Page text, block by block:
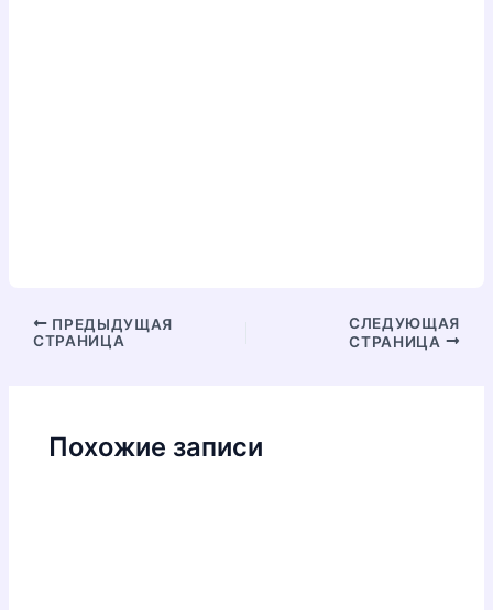
НавигацияПРЕДЫДУЩАЯ
СТРАНИЦА
СЛЕДУЮЩАЯ
СТРАНИЦА
Похожие записи